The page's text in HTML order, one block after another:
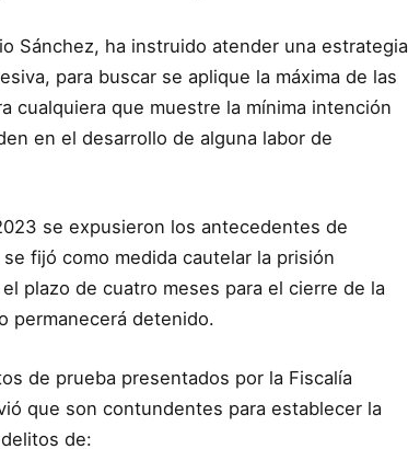
Sánchez, ha instruido atender una estrategia
para buscar se aplique la máxima de las
cualquiera que muestre la mínima intención
en el desarrollo de alguna labor de
se expusieron los antecedentes de
fijó como medida cautelar la prisión
plazo de cuatro meses para el cierre de la
permanecerá detenido.
de prueba presentados por la Fiscalía
que son contundentes para establecer la
de: